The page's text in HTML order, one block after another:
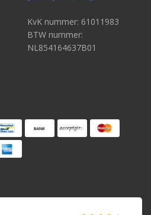
KvK nummer: 61011983
BTW nummer:
NL854164637B01